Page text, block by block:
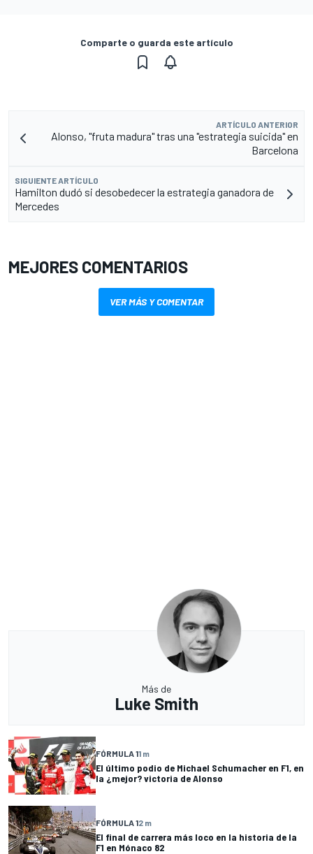
Comparte o guarda este artículo
ARTÍCULO ANTERIOR
Alonso, "fruta madura" tras una "estrategia suicida" en
Barcelona
SIGUIENTE ARTÍCULO
Hamilton dudó si desobedecer la estrategia ganadora de
Mercedes
MEJORES COMENTARIOS
VER MÁS Y COMENTAR
Más de
Luke Smith
FÓRMULA 11 m
El último podio de Michael Schumacher en F1, en
la ¿mejor? victoria de Alonso
FÓRMULA 12 m
El final de carrera más loco en la historia de la
F1 en Mónaco 82